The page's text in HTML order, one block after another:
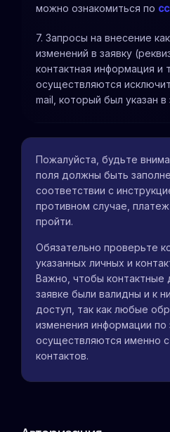
можно ознакомиться по
7. Запросы на внесение
изменений в заявку
контактная информация и
осуществляются
mail, который был указан в
Пожалуйста, будьте
поля должны быть
соответствии с
противном случае,
пройти.
Обязательно проверьте
указанных личных и
Важно, чтобы контактные
заявке были валидны и к
доступ, так как любые
изменения информации по
осуществляются именно с
контактов.